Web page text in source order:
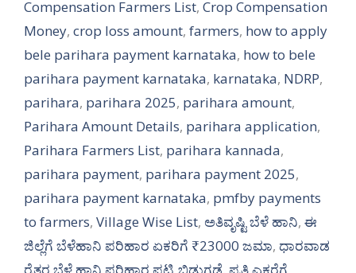
Compensation Farmers List, Crop Compensation
Money, crop loss amount, farmers, how to apply
bele parihara payment karnataka, how to bele
parihara payment karnataka, karnataka, NDRP,
parihara, parihara 2025, parihara amount,
Parihara Amount Details, parihara application,
Parihara Farmers List, parihara kannada,
parihara payment, parihara payment 2025,
parihara payment karnataka, pmfby payments
to farmers, Village Wise List, ಅತಿವೃಷ್ಟಿ ಬೆಳೆ ಹಾನಿ, ಈ
ಜಿಲ್ಲೆಗೆ ಬೆಳೆಹಾನಿ ಪರಿಹಾರ ಏಕರಿಗೆ ₹23000 ಜಮಾ, ಧಾರವಾಡ